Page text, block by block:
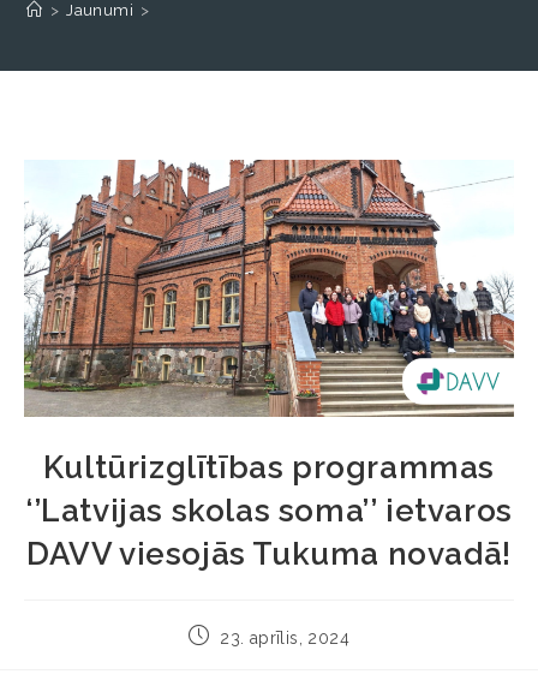
> Jaunumi >
Kultūrizglītības programmas
‘’Latvijas skolas soma’’ ietvaros
DAVV viesojās Tukuma novadā!
23. aprīlis, 2024